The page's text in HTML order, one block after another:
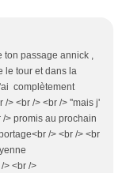
ton passage annick ,
le tour et dans la
complètement
> <br /> <br /> ''mais j'
/> promis au prochain
/> <br /> <br
> <br />